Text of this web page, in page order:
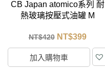
CB Japan atomico系列 耐
熱玻璃按壓式油罐 M
NT$420 NT$399
加入購物車